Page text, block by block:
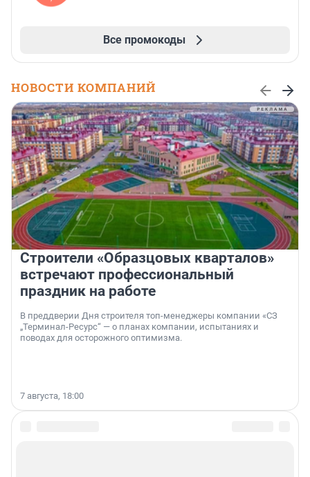
Все промокоды
НОВОСТИ КОМПАНИЙ
Строители «Образцовых кварталов»
встречают профессиональный
праздник на работе
В преддверии Дня строителя топ-менеджеры компании «СЗ
„Терминал-Ресурс“ — о планах компании, испытаниях и
поводах для осторожного оптимизма.
7 августа, 18:00